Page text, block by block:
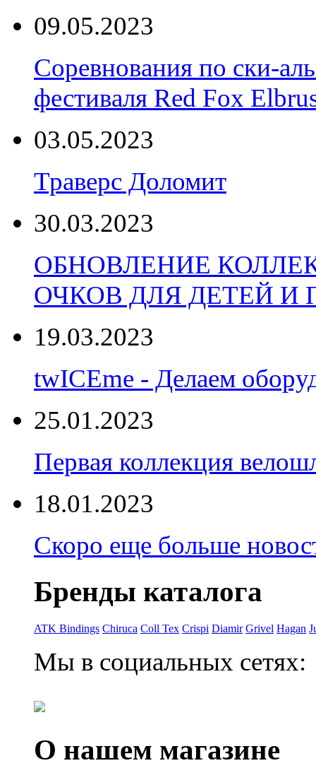
09.05.2023
Соревнования по ски-
фестиваля Red Fox
03.05.2023
Траверс Доломит
30.03.2023
ОБНОВЛЕНИЕ
ОЧКОВ ДЛЯ ДЕТЕЙ И
19.03.2023
twICEme - Делаем
25.01.2023
Первая коллекция
18.01.2023
Скоро еще больше
Бренды каталога
ATK Bindings Chiruca Coll Tex Crispi Diamir Grivel Hagan
Мы в социальных сетях:
О нашем магазине